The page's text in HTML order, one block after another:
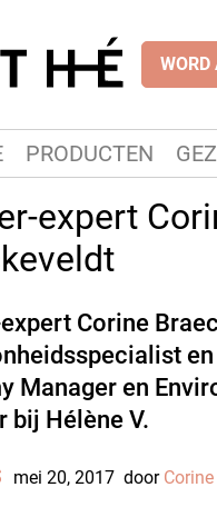
WORD
PRODUCTEN
expert
Corine
en
Manager en
bij Hélène V.
mei 20, 2017 door